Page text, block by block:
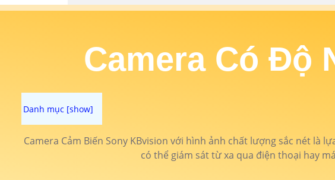
Camera Có Độ
Camera Cảm Biến Sony KBvision với hình ảnh chất lượng sắc nét là
có thể giám sát từ xa qua điện thoại hay